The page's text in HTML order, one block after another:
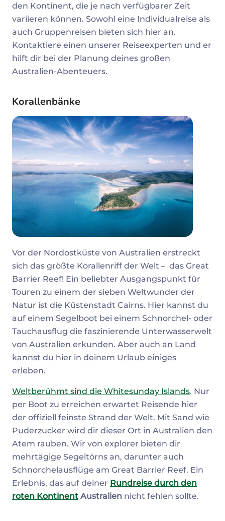
den Kontinent, die je nach verfügbarer Zeit
variieren können. Sowohl eine Individualreise als
auch Gruppenreisen bieten sich hier an.
Kontaktiere einen unserer Reiseexperten und er
hilft dir bei der Planung deines großen
Australien-Abenteuers.
Korallenbänke
Vor der Nordostküste von Australien erstreckt
sich das größte Korallenriff der Welt – das Great
Barrier Reef! Ein beliebter Ausgangspunkt für
Touren zu einem der sieben Weltwunder der
Natur ist die Küstenstadt Cairns. Hier kannst du
auf einem Segelboot bei einem Schnorchel- oder
Tauchausflug die faszinierende Unterwasserwelt
von Australien erkunden. Aber auch an Land
kannst du hier in deinem Urlaub einiges
erleben.
Weltberühmt sind die Whitesunday Islands. Nur
per Boot zu erreichen erwartet Reisende hier
der offiziell feinste Strand der Welt. Mit Sand wie
Puderzucker wird dir dieser Ort in Australien den
Atem rauben. Wir von explorer bieten dir
mehrtägige Segeltörns an, darunter auch
Schnorchelausflüge am Great Barrier Reef. Ein
Erlebnis, das auf deiner Rundreise durch den
roten Kontinent Australien nicht fehlen sollte.